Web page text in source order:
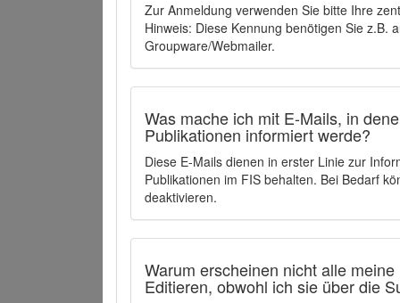
Zur Anmeldung verwenden Sie bitte Ihre
Hinweis: Diese Kennung benötigen Sie z.B.
Groupware/Webmailer.
Was mache ich mit E-Mails, in
Publikationen informiert werde?
Diese E-Mails dienen in erster Linie zur
Publikationen im FIS behalten. Bei Bedarf
deaktivieren.
Warum erscheinen nicht alle
Editieren, obwohl ich sie über die